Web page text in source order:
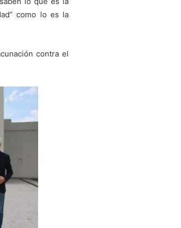
como lo es la
contra el